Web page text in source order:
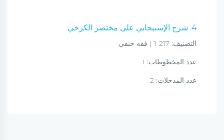
4. شرح الإسبيجابي على مختصر الكرخي
التصنيف:
عدد المخطوطات:
عدد المدخلات: